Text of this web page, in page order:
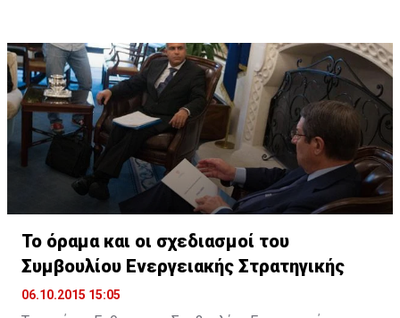
συζητήσουν με τους ευρωβουλευτές τα ζητήματα που
πρέπει να αντιμετωπίσει η ΕΕ.
Το όραμα και οι σχεδιασμοί του
Συμβουλίου Ενεργειακής Στρατηγικής
06.10.2015 15:05